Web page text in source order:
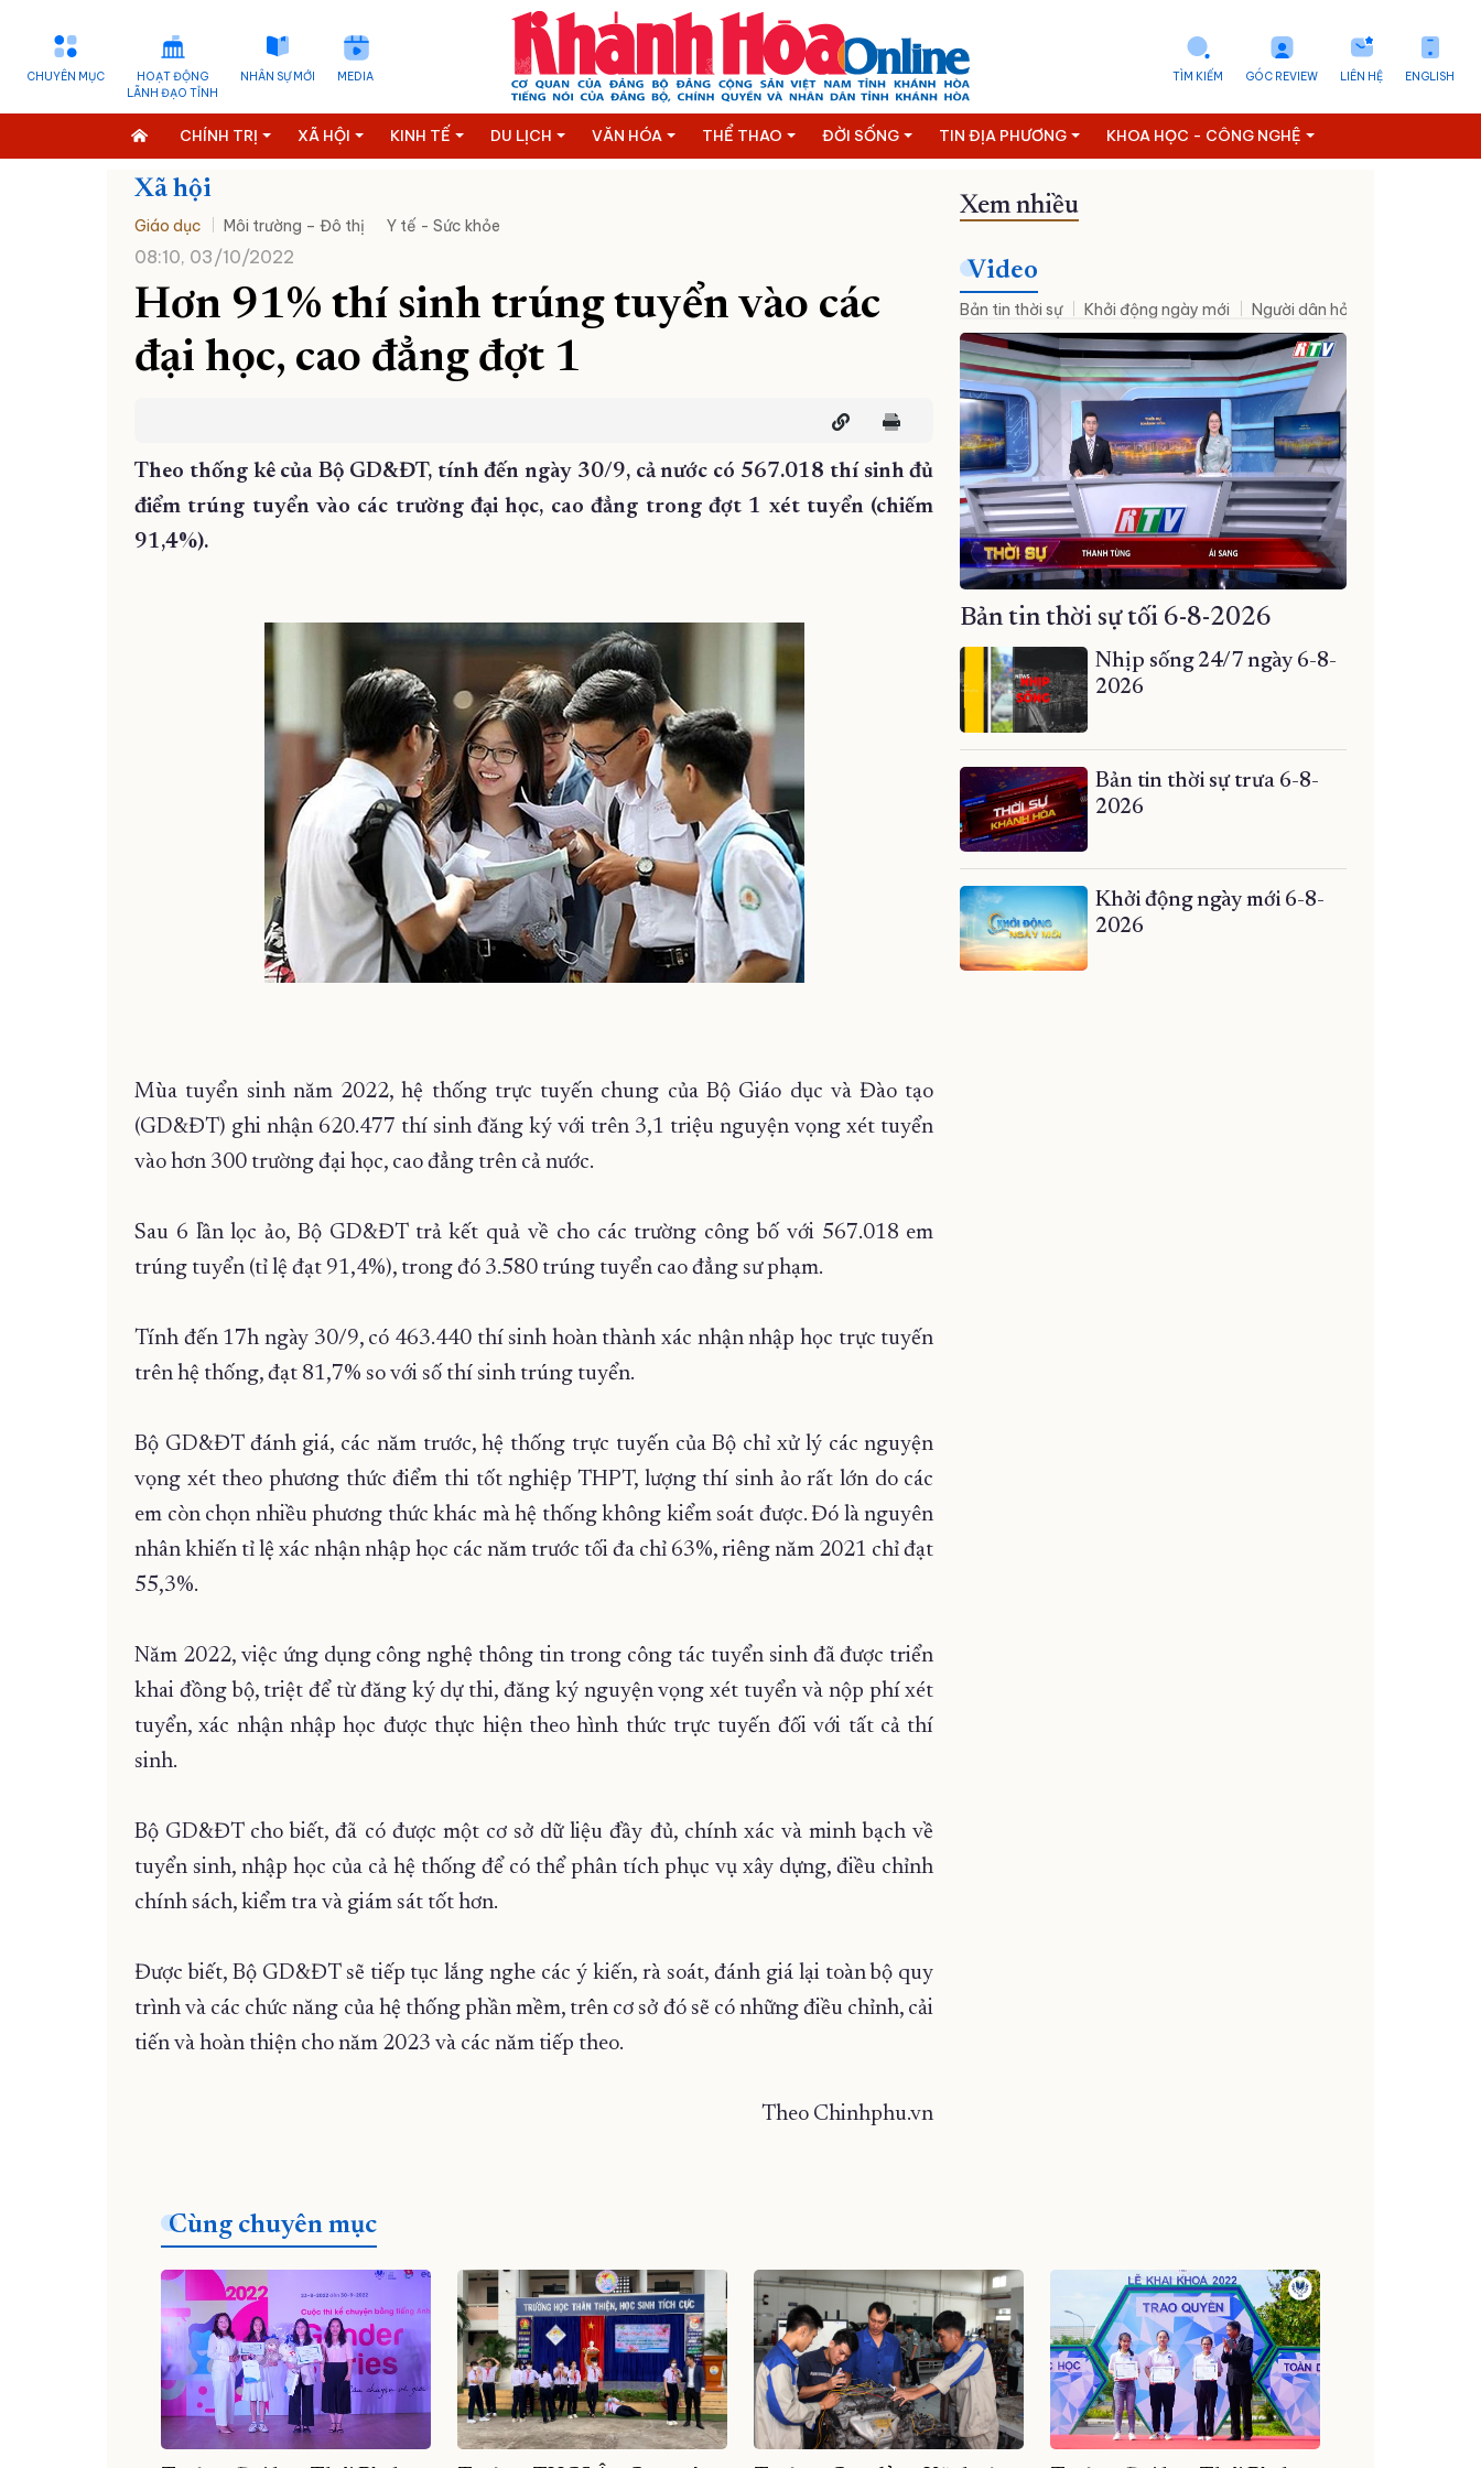
CHUYÊN MỤC
HOẠT ĐỘNG
LÃNH ĐẠO TỈNH
NHÂN SỰ MỚI MEDIA ENGLISH
LIÊN HỆ
GÓC REVIEW
TÌM KIẾM
CHÍNH TRỊ XÃ HỘI KINH TẾ DU LỊCH VĂN HÓA THỂ THAO ĐỜI SỐNG TIN ĐỊA PHƯƠNG KHOA HỌC - CÔNG NGHỆ
Xã hội
Giáo dục Môi trường – Đô thị Y tế - Sức khỏe
08:10, 03/10/2022
Hơn 91% thí sinh trúng tuyển vào các
đại học, cao đẳng đợt 1
Theo thống kê của Bộ GD&ĐT, tính đến ngày 30/9, cả nước có 567.018 thí sinh đủ
điểm trúng tuyển vào các trường đại học, cao đẳng trong đợt 1 xét tuyển (chiếm
91,4%).
Mùa tuyển sinh năm 2022, hệ thống trực tuyến chung của Bộ Giáo dục và Đào tạo
(GD&ĐT) ghi nhận 620.477 thí sinh đăng ký với trên 3,1 triệu nguyện vọng xét tuyển
vào hơn 300 trường đại học, cao đẳng trên cả nước.
Sau 6 lần lọc ảo, Bộ GD&ĐT trả kết quả về cho các trường công bố với 567.018 em
trúng tuyển (tỉ lệ đạt 91,4%), trong đó 3.580 trúng tuyển cao đẳng sư phạm.
Tính đến 17h ngày 30/9, có 463.440 thí sinh hoàn thành xác nhận nhập học trực tuyến
trên hệ thống, đạt 81,7% so với số thí sinh trúng tuyển.
Bộ GD&ĐT đánh giá, các năm trước, hệ thống trực tuyến của Bộ chỉ xử lý các nguyện
vọng xét theo phương thức điểm thi tốt nghiệp THPT, lượng thí sinh ảo rất lớn do các
em còn chọn nhiều phương thức khác mà hệ thống không kiểm soát được. Đó là nguyên
nhân khiến tỉ lệ xác nhận nhập học các năm trước tối đa chỉ 63%, riêng năm 2021 chỉ đạt
55,3%.
Năm 2022, việc ứng dụng công nghệ thông tin trong công tác tuyển sinh đã được triển
khai đồng bộ, triệt để từ đăng ký dự thi, đăng ký nguyện vọng xét tuyển và nộp phí xét
tuyển, xác nhận nhập học được thực hiện theo hình thức trực tuyến đối với tất cả thí
sinh.
Bộ GD&ĐT cho biết, đã có được một cơ sở dữ liệu đầy đủ, chính xác và minh bạch về
tuyển sinh, nhập học của cả hệ thống để có thể phân tích phục vụ xây dựng, điều chỉnh
chính sách, kiểm tra và giám sát tốt hơn.
Được biết, Bộ GD&ĐT sẽ tiếp tục lắng nghe các ý kiến, rà soát, đánh giá lại toàn bộ quy
trình và các chức năng của hệ thống phần mềm, trên cơ sở đó sẽ có những điều chỉnh, cải
tiến và hoàn thiện cho năm 2023 và các năm tiếp theo.
Theo Chinhphu.vn
Xem nhiều
Video
Bản tin thời sự Khởi động ngày mới Người dân hỏi – Cơ quan nhà
Bản tin thời sự tối 6-8-2026
Nhịp sống 24/7 ngày 6-8-
2026
Bản tin thời sự trưa 6-8-
2026
Khởi động ngày mới 6-8-
2026
Cùng chuyên mục